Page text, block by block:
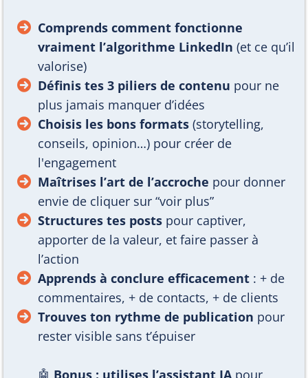
Comprends comment fonctionne
vraiment l’algorithme LinkedIn (et ce qu’il
valorise)
Définis tes 3 piliers de contenu pour ne
plus jamais manquer d’idées
Choisis les bons formats (storytelling,
conseils, opinion…) pour créer de
l'engagement
Maîtrises l’art de l’accroche pour donner
envie de cliquer sur “voir plus”
Structures tes posts pour captiver,
apporter de la valeur, et faire passer à
l’action
Apprends à conclure efficacement : + de
commentaires, + de contacts, + de clients
Trouves ton rythme de publication pour
rester visible sans t’épuiser
🤖 Bonus : utilises l’assistant IA pour